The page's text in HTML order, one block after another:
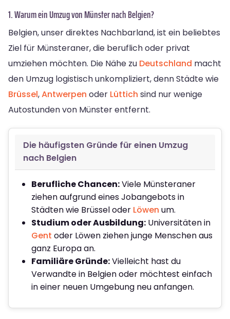
1. Warum ein Umzug von Münster nach Belgien?
Belgien, unser direktes Nachbarland, ist ein beliebtes
Ziel für Münsteraner, die beruflich oder privat
umziehen möchten. Die Nähe zu Deutschland macht
den Umzug logistisch unkompliziert, denn Städte wie
Brüssel,Antwerpen oder Lüttich sind nur wenige
Autostunden von Münster entfernt.
Die häufigsten Gründe für einen Umzug
nach Belgien
Berufliche Chancen:Viele Münsteraner
ziehen aufgrund eines Jobangebots in
Städten wie Brüssel oder Löwen um.
Studium oder Ausbildung: Universitäten in
Gent oder Löwen ziehen junge Menschen aus
ganz Europa an.
Familiäre Gründe:Vielleicht hast du
Verwandte in Belgien oder möchtest einfach
in einer neuen Umgebung neu anfangen.